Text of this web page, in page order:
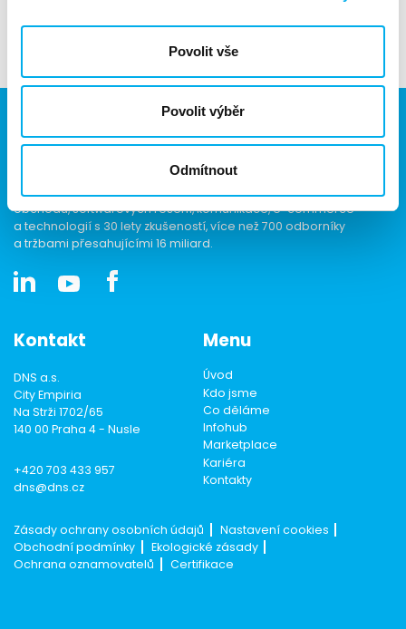
Povolit vše
Povolit výběr
Odmítnout
Jsme součástí eD skupiny, ekosystému firem v oblasti IT,
obchodu, softwarových řešení, komunikace, e-commerce
a technologií s 30 lety zkušeností, více než 700 odborníky
a tržbami přesahujícími 16 miliard.
Kontakt
DNS a.s.
City Empiria
Na Strži 1702/65
140 00 Praha 4 - Nusle
+420 703 433 957
dns@dns.cz
Menu
Úvod
Kdo jsme
Co děláme
Infohub
Marketplace
Kariéra
Kontakty
Zásady ochrany osobních údajů
Nastavení cookies
Obchodní podmínky
Ekologické zásady
Ochrana oznamovatelů
Certifikace